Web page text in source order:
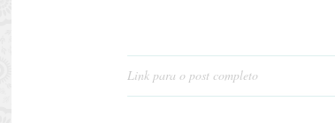
Link para o post completo